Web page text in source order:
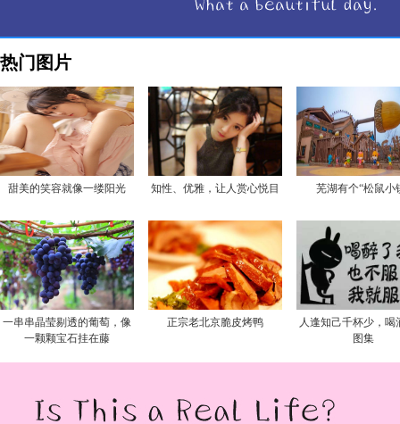
热门图片
甜美的笑容就像一缕阳光 知性、优雅，让人赏心悦目 芜湖有个“松鼠小
一串串晶莹剔透的葡萄，像
一颗颗宝石挂在藤
正宗老北京脆皮烤鸭
人逢知己千杯少，喝
图集